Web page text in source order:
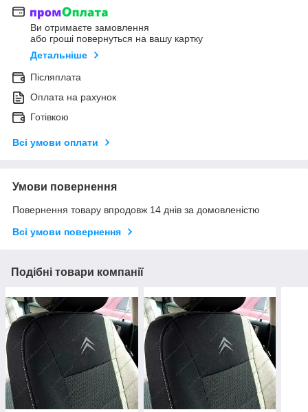
Ви отримаєте замовлення
або гроші повернуться на вашу картку
Детальніше
Післяплата
Оплата на рахунок
Готівкою
Всі умови оплати
Умови повернення
Повернення товару впродовж 14 днів за домовленістю
Всі умови повернення
Подібні товари компанії